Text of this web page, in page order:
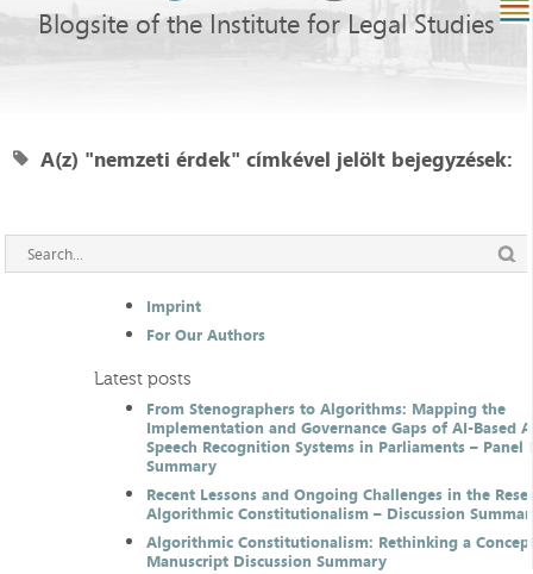
Blogsite of the Institute for Legal Studies
A(z) "nemzeti érdek" címkével jelölt bejegyzések:
Imprint
For Our Authors
Latest posts
From Stenographers to Algorithms: Mapping the
Implementation and Governance Gaps of AI-Based
Speech Recognition Systems in Parliaments – Panel
Summary
Recent Lessons and Ongoing Challenges in the
Algorithmic Constitutionalism – Discussion
Algorithmic Constitutionalism: Rethinking a
Manuscript Discussion Summary